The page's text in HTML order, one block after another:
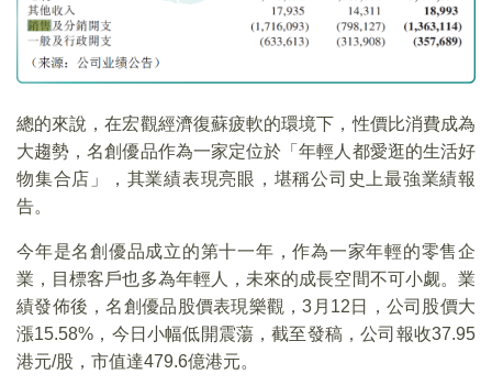
總的來說，在宏觀經濟復蘇疲軟的環境下，性價比消費成為
大趨勢，名創優品作為一家定位於「年輕人都愛逛的生活好
物集合店」，其業績表現亮眼，堪稱公司史上最強業績報
告。
今年是名創優品成立的第十一年，作為一家年輕的零售企
業，目標客戶也多為年輕人，未來的成長空間不可小觑。業
績發佈後，名創優品股價表現樂觀，3月12日，公司股價大
漲15.58%，今日小幅低開震蕩，截至發稿，公司報收37.95
港元/股，市值達479.6億港元。